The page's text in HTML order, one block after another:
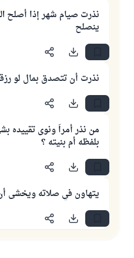
نذرت صيام شهر إذا أصلح
ينصلح
نذرت أن تتصدق بمال لو
من نذر أمراً ونوى تقييده
بلفظه أم بنيته ؟
يتهاون في صلاته ويخشى